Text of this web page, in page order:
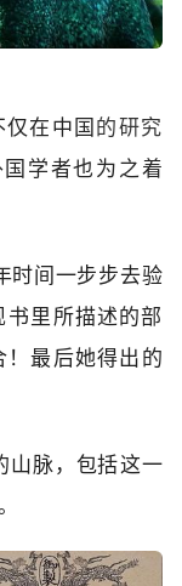
仅在中国 的‬研究‬
学者也为之着
时间一步步‬去验
里‬所‬描述的部
！最后她‬‬得出的
山脉，包括‬这一